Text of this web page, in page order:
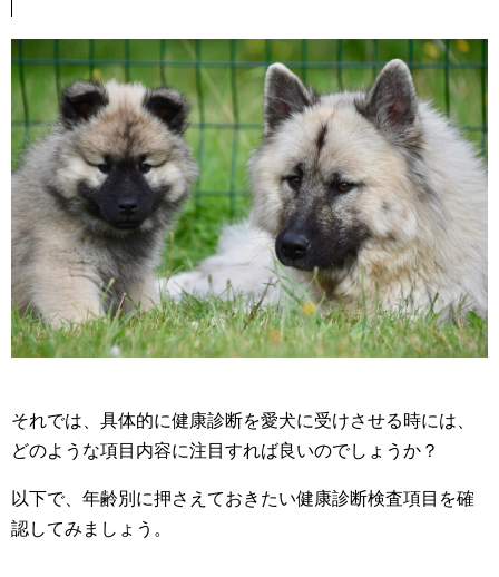
それでは、具体的に健康診断を愛犬に受けさせる時には、
どのような項目内容に注目すれば良いのでしょうか？
以下で、年齢別に押さえておきたい健康診断検査項目を確
認してみましょう。